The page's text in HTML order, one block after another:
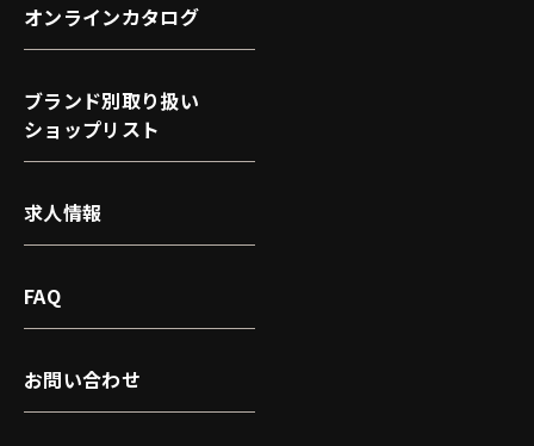
オンラインカタログ
ブランド別取り扱い
ショップリスト
求人情報
FAQ
お問い合わせ